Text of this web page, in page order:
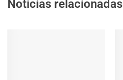
Noticias relacionadas